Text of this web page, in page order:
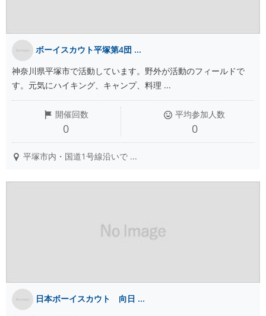
ボーイスカウト平塚第4団 ...
神奈川県平塚市で活動しています。野外が活動のフィールドで
す。元気にハイキング、キャンプ、料理 ...
開催回数
0
平均参加人数
0
平塚市内・国道1号線沿いで ...
日本ボーイスカウト 向日 ...